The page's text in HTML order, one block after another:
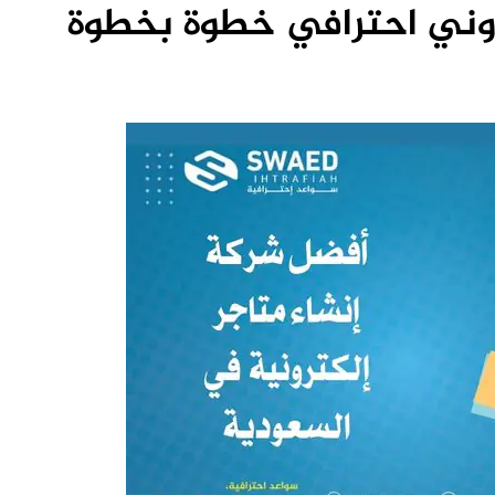
احترافي خطوة بخطوة